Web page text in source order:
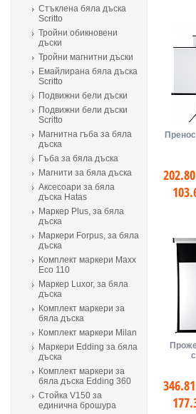
Стъклена бяла дъска
Scritto
Тройни обикновени
дъски
Тройни магнитни дъски
Емайлирана бяла дъска
Scritto
Подвижни бели дъски
Подвижни бeли дъски
Scritto
Магнитна гъба за бяла
дъска
Гъба за бяла дъска
Магнити за бяла дъска
Аксесоари за бяла
дъска Hatas
Маркер Plus, за бяла
дъска
Маркери Forpus, за бяла
дъска
Комплект маркери Maxx
Eco 110
Маркер Luxor, за бяла
дъска
Комплект маркери за
бяла дъска
Комплект маркери Milan
Маркери Edding за бяла
дъска
Комплект маркери за
бяла дъска Edding 360
Стойка V150 за
единична брошура